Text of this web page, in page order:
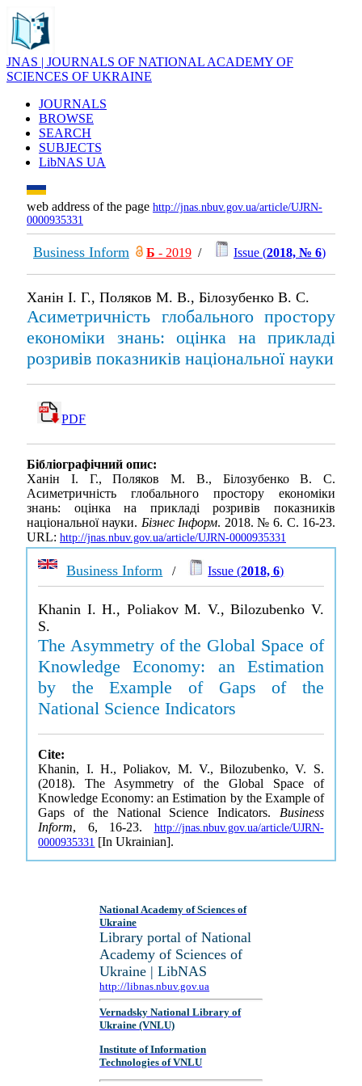
JNAS | JOURNALS OF NATIONAL ACADEMY OF
SCIENCES OF UKRAINE
JOURNALS
BROWSE
SEARCH
SUBJECTS
LibNAS UA
web address of the page http://jnas.nbuv.gov.ua/article/UJRN-
0000935331
Business Inform Б - 2019 / Issue (2018, № 6)
Ханін І. Г., Поляков М. В., Білозубенко В. С.
Асиметричність глобального простору
економіки знань: оцінка на прикладі
розривів показників національної науки
PDF
Бібліографічний опис:
Ханін І. Г., Поляков М. В., Білозубенко В. С.
Асиметричність глобального простору економіки
знань: оцінка на прикладі розривів показників
національної науки. Бізнес Інформ. 2018. № 6. С. 16-23.
URL: http://jnas.nbuv.gov.ua/article/UJRN-0000935331
Business Inform / Issue (2018, 6)
Khanin I. H., Poliakov M. V., Bilozubenko V.
S.
The Asymmetry of the Global Space of
Knowledge Economy: an Estimation
by the Example of Gaps of the
National Science Indicators
Cite:
Khanin, I. H., Poliakov, M. V., Bilozubenko, V. S.
(2018). The Asymmetry of the Global Space of
Knowledge Economy: an Estimation by the Example of
Gaps of the National Science Indicators. Business
Inform, 6, 16-23. http://jnas.nbuv.gov.ua/article/UJRN-
0000935331 [In Ukrainian].
National Academy of Sciences of
Ukraine
Library portal of National
Academy of Sciences of
Ukraine | LibNAS
http://libnas.nbuv.gov.ua
Vernadsky National Library of
Ukraine (VNLU)
Institute of Information
Technologies of VNLU